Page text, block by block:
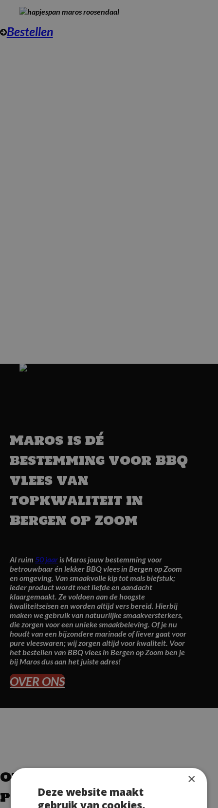
Bestellen
Maros is dé
bestemming voor BBQ
vlees van
topkwaliteit in
Bergen op Zoom
Al ruim 50 jaaris Maros jouw bestemming voor
betrouwbaar én lekker BBQ vlees in Bergen op Zoom
en omgeving. Van smaakvolle kip tot mals biefstuk;
ieder product wordt met liefde en aandacht
klaargemaakt. Ze voldoen aan de hoogste
kwaliteitseisen en worden altijd vers bereid. Hierbij
maken we gebruik van natuurlijke smaakversterkers,
die zorgen voor een unieke smaakbeleving. Of je nu
houdt van een bijzondere marinade of liever gaat voor
pure vleeswaren; wij zorgen altijd voor kwaliteit. Voor
het bestellen van BBQ vlees in Bergen op Zoom ben je
bij Maros dus aan het juiste adres!
OVER ONS
Onze overheerlijke BBQ
pakketten in Bergen op
×
Deze website maakt
gebruik van cookies.